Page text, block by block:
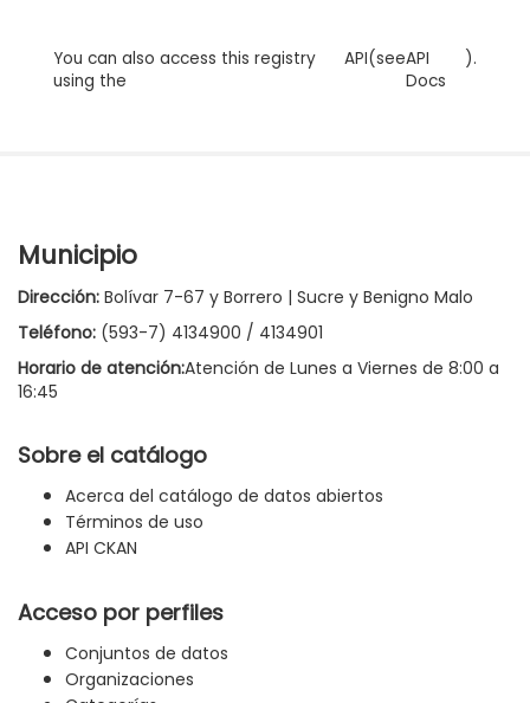
You can also access this registry
using the
API(seeAPI
Docs
).
Municipio
Dirección: Bolívar 7-67 y Borrero | Sucre y Benigno Malo
Teléfono: (593-7) 4134900 / 4134901
Horario de atención:Atención de Lunes a Viernes de 8:00 a
16:45
Sobre el catálogo
Acerca del catálogo de datos abiertos
Términos de uso
API CKAN
Acceso por perfiles
Conjuntos de datos
Organizaciones